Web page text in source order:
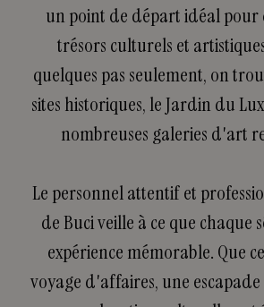
un point de départ idéal pour
trésors culturels et
quelques pas seulement, on
sites historiques, le Jardin du
nombreuses galeries d'art
Le personnel attentif et
de Buci veille à ce que chaque
expérience mémorable. Que
voyage d'affaires, une